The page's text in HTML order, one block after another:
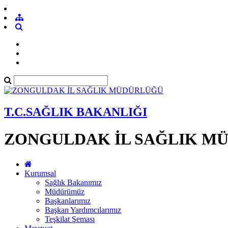
T.C.SAĞLIK BAKANLIĞI
ZONGULDAK İL SAĞLIK
Kurumsal
Sağlık Bakanımız
Müdürümüz
Başkanlarımız
Başkan Yardımcılarımız
Teşkilat Şeması